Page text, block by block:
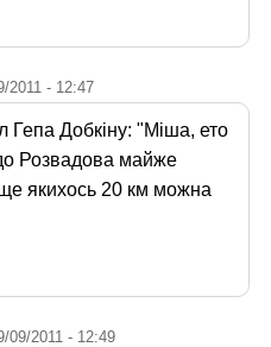
2011 - 12:47
Гепа Добкіну: "Міша, ето
Розвадова майже
якихось 20 км можна
09/2011 - 12:49